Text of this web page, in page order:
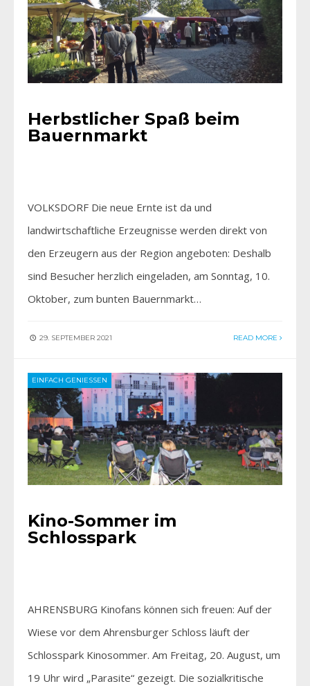
Herbstlicher Spaß beim
Bauernmarkt
VOLKSDORF Die neue Ernte ist da und
landwirtschaftliche Erzeugnisse werden direkt von
den Erzeugern aus der Region angeboten: Deshalb
sind Besucher herzlich eingeladen, am Sonntag, 10.
Oktober, zum bunten Bauernmarkt…
29. SEPTEMBER 2021 READ MORE
EINFACH GENIESSEN
Kino-Sommer im
Schlosspark
AHRENSBURG Kinofans können sich freuen: Auf der
Wiese vor dem Ahrensburger Schloss läuft der
Schlosspark Kinosommer. Am Freitag, 20. August, um
19 Uhr wird „Parasite“ gezeigt. Die sozialkritische